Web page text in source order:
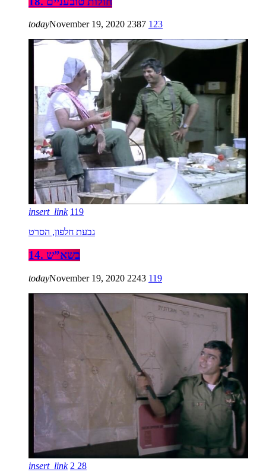
todayNovember 19, 2020 2387 123
insert_link 119
גבעת חלפון, הסרט
14. בשא”ש
todayNovember 19, 2020 2243 119
insert_link 2 28